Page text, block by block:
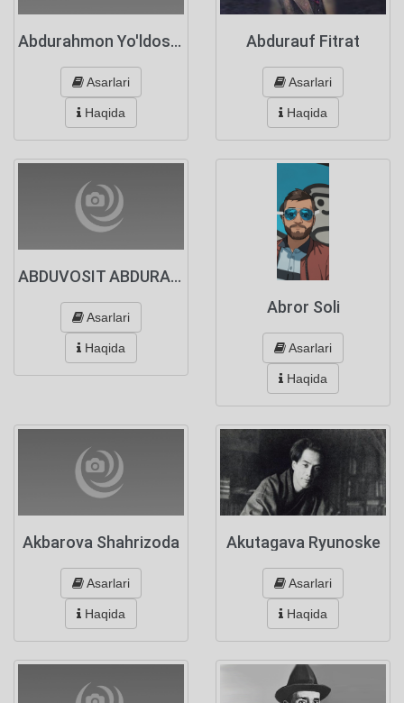
Abdurahmon Yo'ldoshev
Asarlari
Haqida
Abdurauf Fitrat
Asarlari
Haqida
ABDUVOSIT ABDURAHIMOV
Asarlari
Haqida
Abror Soli
Asarlari
Haqida
Akbarova Shahrizoda
Asarlari
Haqida
Akutagava Ryunoske
Asarlari
Haqida